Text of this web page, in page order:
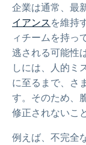
企業は通常、最
イアンスを維持
ィチームを持っ
逃される可能性
しには、人的ミ
に至るまで、さ
す。そのため、
修正されないこ
例えば、不完全